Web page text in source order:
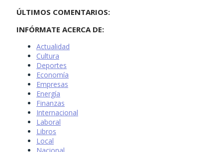
ÚLTIMOS COMENTARIOS:
INFÓRMATE ACERCA DE:
Actualidad
Cultura
Deportes
Economía
Empresas
Energía
Finanzas
Internacional
Laboral
Libros
Local